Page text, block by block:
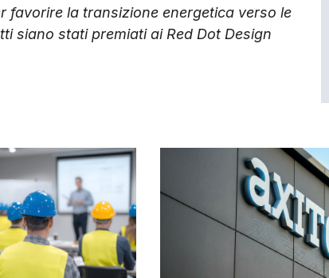
favorire la transizione energetica verso le
siano stati premiati ai Red Dot Design